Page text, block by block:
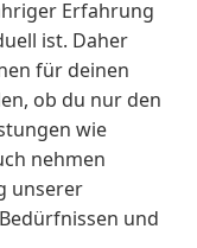
Erfahrung
ist. Daher
für deinen
ob du nur den
wie
nehmen
unserer
und